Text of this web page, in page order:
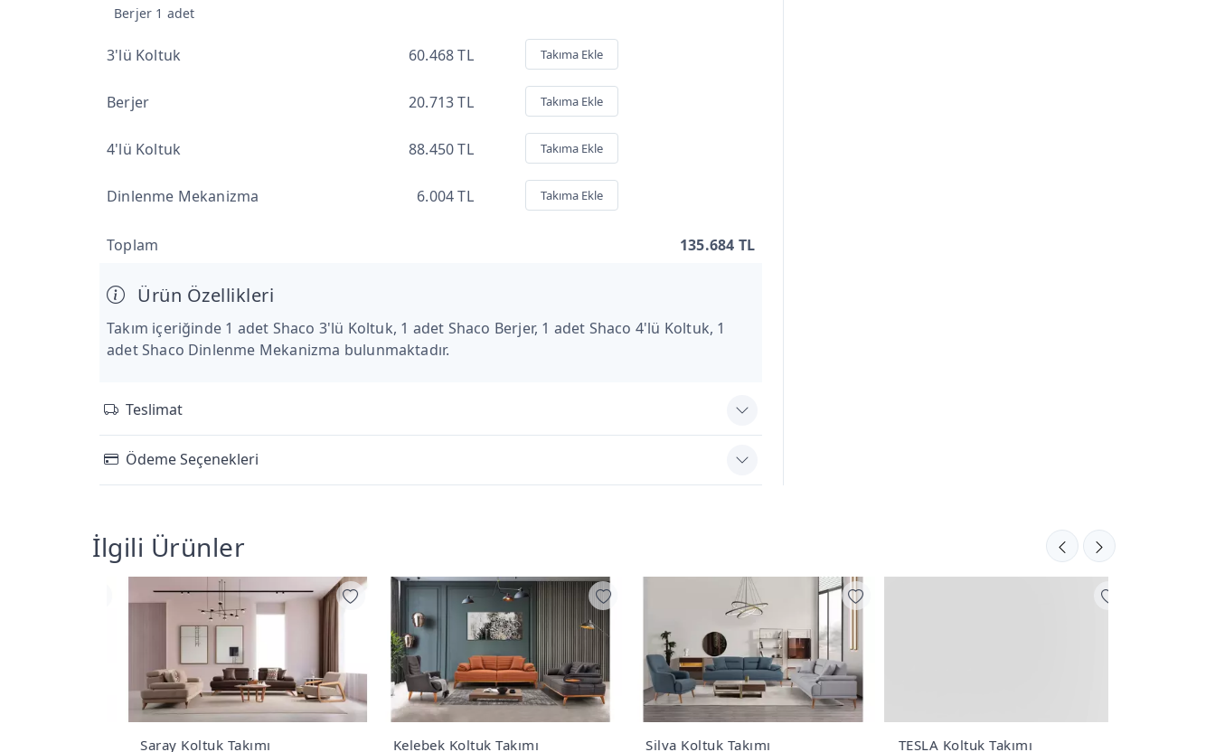
Berjer 1 adet
3'lü Koltuk 60.468 TL Takıma Ekle
Berjer 20.713 TL Takıma Ekle
4'lü Koltuk 88.450 TL Takıma Ekle
Dinlenme Mekanizma 6.004 TL Takıma Ekle
Toplam 135.684 TL
Ürün Özellikleri
Takım içeriğinde 1 adet Shaco 3'lü Koltuk, 1 adet Shaco Berjer, 1 adet Shaco 4'lü Koltuk, 1
adet Shaco Dinlenme Mekanizma bulunmaktadır.
Teslimat
Ödeme Seçenekleri
İlgili Ürünler
Saray Koltuk Takımı Kelebek Koltuk Takımı Silva Koltuk Takımı TESLA Koltuk Takımı